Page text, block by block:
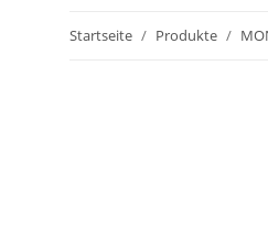
Startseite Produkte